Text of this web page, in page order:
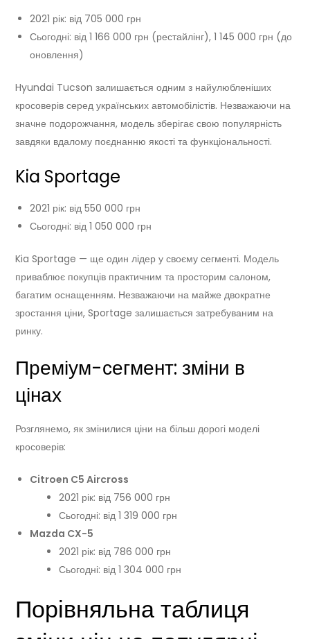
2021 рік: від 705 000 грн
Сьогодні: від 1 166 000 грн (рестайлінг), 1 145 000 грн (до
оновлення)
Hyundai Tucson залишається одним з найулюбленіших
кросоверів серед українських автомобілістів. Незважаючи на
значне подорожчання, модель зберігає свою популярність
завдяки вдалому поєднанню якості та функціональності.
Kia Sportage
2021 рік: від 550 000 грн
Сьогодні: від 1 050 000 грн
Kia Sportage — ще один лідер у своєму сегменті. Модель
приваблює покупців практичним та просторим салоном,
багатим оснащенням. Незважаючи на майже двократне
зростання ціни, Sportage залишається затребуваним на
ринку.
Преміум-сегмент: зміни в
цінах
Розглянемо, як змінилися ціни на більш дорогі моделі
кросоверів:
Citroen C5 Aircross
2021 рік: від 756 000 грн
Сьогодні: від 1 319 000 грн
Mazda CX-5
2021 рік: від 786 000 грн
Сьогодні: від 1 304 000 грн
Порівняльна таблиця